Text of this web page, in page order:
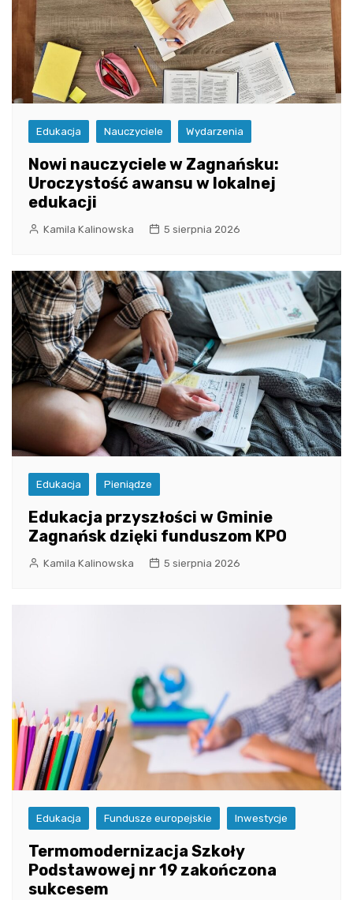
Edukacja Nauczyciele Wydarzenia
Nowi nauczyciele w Zagnańsku:
Uroczystość awansu w lokalnej
edukacji
Kamila Kalinowska 5 sierpnia 2026
Edukacja Pieniądze
Edukacja przyszłości w Gminie
Zagnańsk dzięki funduszom KPO
Kamila Kalinowska 5 sierpnia 2026
Edukacja Fundusze europejskie Inwestycje
Termomodernizacja Szkoły
Podstawowej nr 19 zakończona
sukcesem